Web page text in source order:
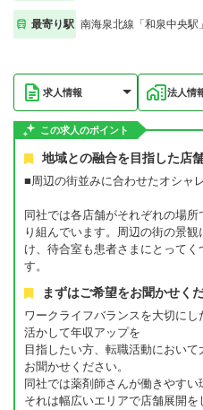
最寄り駅 南海泉北線「和泉中央駅」
求人情報 法人情
この求人のポイント
地域との融合を目指した店
■周辺の街並みに合わせたオシャ
同社では各店舗がそれぞれの場
り組んでいます。周辺の街の景
け、待合室も患者さまにとって
す。
まずはご希望をお聞かせく
ワークライフバランスを大切に
活かして年収アップを
目指したい方、転職活動におい
お聞かせください。
同社では薬剤師さんが働きやすい
それは幅広いエリアで店舗展開